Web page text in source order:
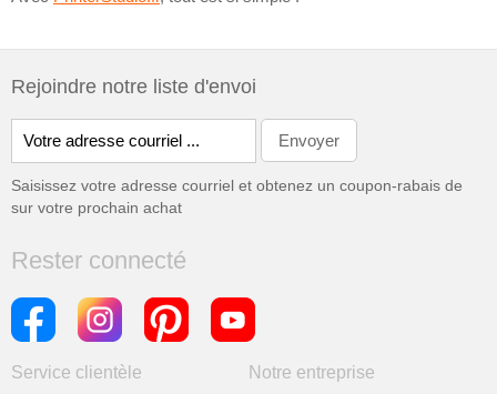
Rejoindre notre liste d'envoi
Saisissez votre adresse courriel et obtenez un coupon-rabais de
sur votre prochain achat
Rester connecté
Service clientèle
Notre entreprise